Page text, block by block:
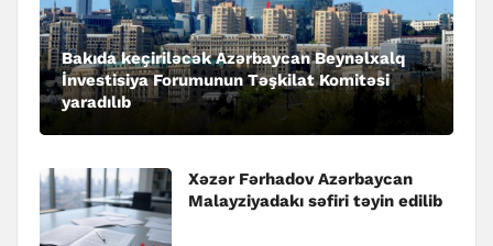
Bakıda keçiriləcək Azərbaycan Beynəlxalq
İnvestisiya Forumunun Təşkilat Komitəsi
yaradılıb
Xəzər Fərhadov Azərbaycan
Malayziyadakı səfiri təyin edilib